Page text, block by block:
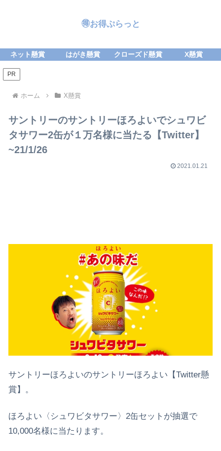
🉐お得ぷらっと
ネット懸賞 はがき懸賞 クローズド懸賞 X懸賞
PR
ホーム X懸賞
サントリーのサントリーほろよいでシュワビ
タサワー2缶が１万名様に当たる【Twitter】
~21/1/26
2021.01.21
サントリーほろよいのサントリーほろよい【Twitter懸
賞】。
ほろよい〈シュワビタサワー〉2缶セットが抽選で
10,000名様に当たります。